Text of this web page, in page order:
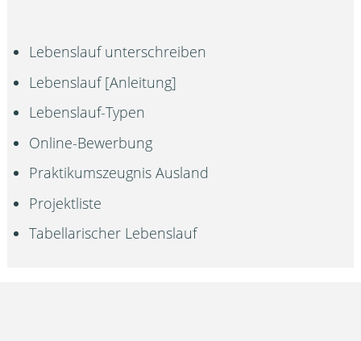
Lebenslauf unterschreiben
Lebenslauf [Anleitung]
Lebenslauf-Typen
Online-Bewerbung
Praktikumszeugnis Ausland
Projektliste
Tabellarischer Lebenslauf